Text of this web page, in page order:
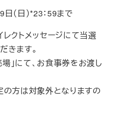
（日）*23：59まで
クトメッセージにて当選
きます。
場」にて、お食事券をお渡し
の方は対象外となりますの